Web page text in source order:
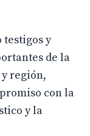
testigos y
de la
región,
con la
y la